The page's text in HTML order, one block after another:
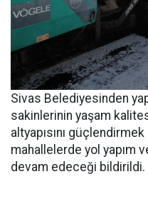
Sivas Belediyesinden
sakinlerinin yaşam
altyapısını
mahallelerde yol yapım
devam edeceği bildirildi.